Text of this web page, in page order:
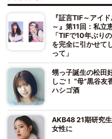
『証言TIF～アイ
～』第11回：私立
「TIFで10年ぶり
を完全に引かせて
って」
甥っ子誕生の松田
しご！ “母”黒谷友
ハシゴ酒
AKB48 21期研究
女性に